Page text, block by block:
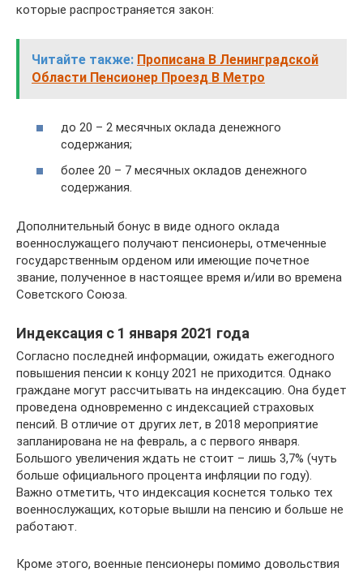
которые распространяется закон:
Читайте также: Прописана В Ленинградской
Области Пенсионер Проезд В Метро
до 20 – 2 месячных оклада денежного
содержания;
более 20 – 7 месячных окладов денежного
содержания.
Дополнительный бонус в виде одного оклада
военнослужащего получают пенсионеры, отмеченные
государственным орденом или имеющие почетное
звание, полученное в настоящее время и/или во времена
Советского Союза.
Индексация с 1 января 2021 года
Согласно последней информации, ожидать ежегодного
повышения пенсии к концу 2021 не приходится. Однако
граждане могут рассчитывать на индексацию. Она будет
проведена одновременно с индексацией страховых
пенсий. В отличие от других лет, в 2018 мероприятие
запланирована не на февраль, а с первого января.
Большого увеличения ждать не стоит – лишь 3,7% (чуть
больше официального процента инфляции по году).
Важно отметить, что индексация коснется только тех
военнослужащих, которые вышли на пенсию и больше не
работают.
Кроме этого, военные пенсионеры помимо довольствия